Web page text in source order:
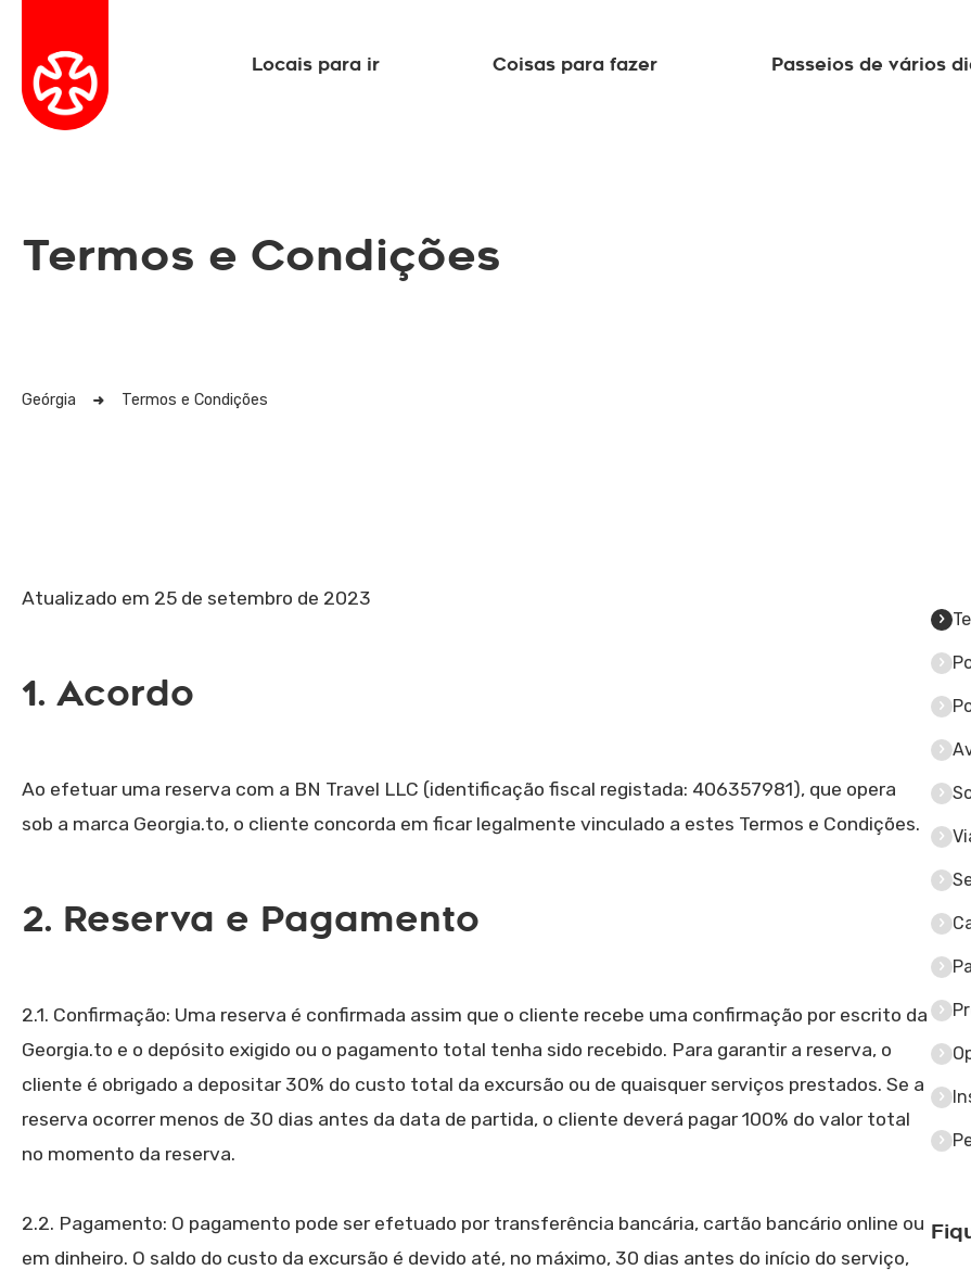
Locais para ir Coisas para fazer Passeios de vários
Termos e Condições
Geórgia Termos e Condições
Atualizado em 25 de setembro de 2023
1. Acordo
Ao efetuar uma reserva com a BN Travel LLC (identificação fiscal registada: 406357981), que opera
sob a marca Georgia.to, o cliente concorda em ficar legalmente vinculado a estes Termos e Condições.
2. Reserva e Pagamento
2.1. Confirmação: Uma reserva é confirmada assim que o cliente recebe uma confirmação por escrito da
Georgia.to e o depósito exigido ou o pagamento total tenha sido recebido. Para garantir a reserva, o
cliente é obrigado a depositar 30% do custo total da excursão ou de quaisquer serviços prestados. Se a
reserva ocorrer menos de 30 dias antes da data de partida, o cliente deverá pagar 100% do valor total
no momento da reserva.
2.2. Pagamento: O pagamento pode ser efetuado por transferência bancária, cartão bancário online ou
em dinheiro. O saldo do custo da excursão é devido até, no máximo, 30 dias antes do início do serviço,